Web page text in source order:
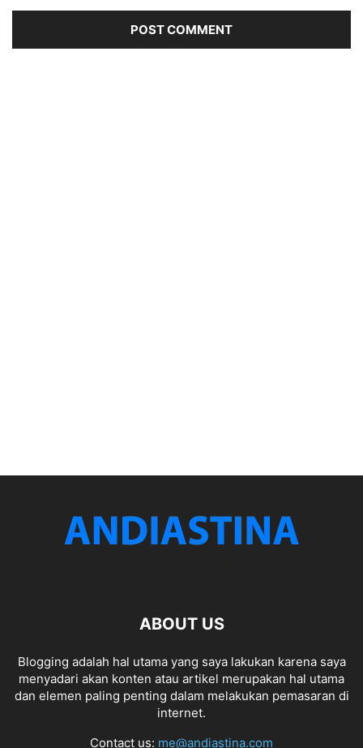
ABOUT US
Blogging adalah hal utama yang saya lakukan karena saya
menyadari akan konten atau artikel merupakan hal utama
dan elemen paling penting dalam melakukan pemasaran di
internet.
Contact us: me@andiastina.com